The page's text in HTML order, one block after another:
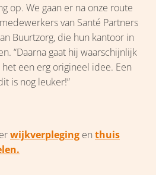
op. We gaan er na onze route
van Santé Partners
Buurtzorg, die hun kantoor in
“Daarna gaat hij waarschijnlijk
een erg origineel idee. Een
is nog leuker!”
wijkverpleging en thuis